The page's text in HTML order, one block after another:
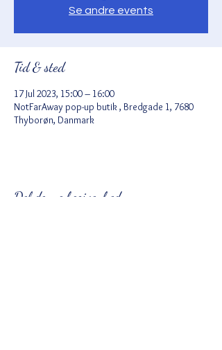
Se andre events
Tid & sted
17 Jul 2023, 15:00 – 16:00
NotFarAway pop-up butik , Bredgade 1, 7680
Thyborøn, Danmark
Del denne begivenhed